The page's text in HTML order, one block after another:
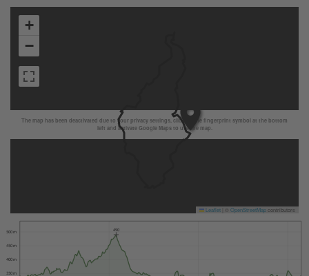
The map has been deactivated due to your privacy settings, click on the fingerprint symbol at the bottom
left and activate Google Maps to use the map.
+
−
Leaflet OpenStreetMapcontributors
350 m
400 m
450 m
500 m 490